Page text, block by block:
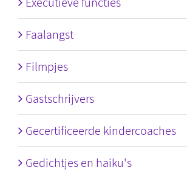
Faalangst
Filmpjes
Gastschrijvers
Gecertificeerde kindercoaches
Gedichtjes en haiku's